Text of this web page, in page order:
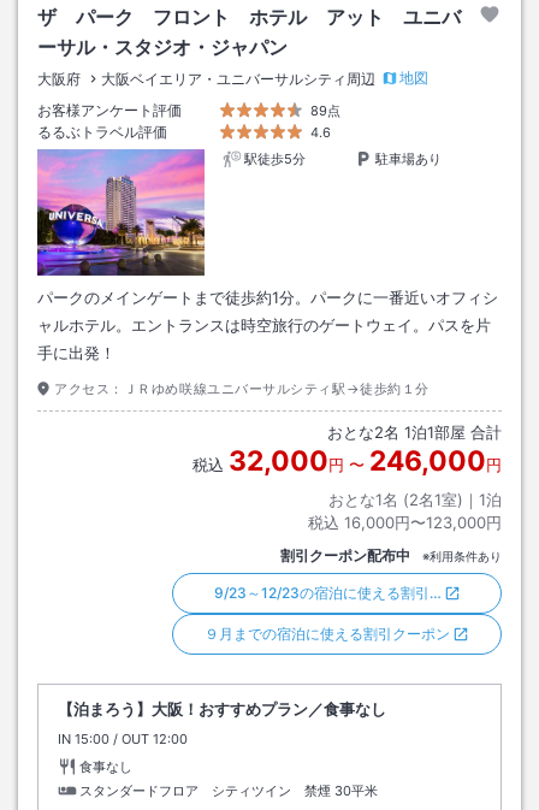
ザ パーク フロント ホテル アット ユニバ
ーサル・スタジオ・ジャパン
大阪府 大阪ベイエリア・ユニバーサルシティ周辺
地図
お客様アンケート評価
89点
るるぶトラベル評価
4.6
駅徒歩5分
駐車場あり
パークのメインゲートまで徒歩約1分。パークに一番近いオフィシ
ャルホテル。エントランスは時空旅行のゲートウェイ。パスを片
手に出発！
アクセス： ＪＲゆめ咲線ユニバーサルシティ駅→徒歩約１分
おとな2名 1泊1部屋 合計
税込 32,000円 〜 246,000円
おとな1名 (2名1室)｜ 1泊
税込 16,000円〜123,000円
割引クーポン配布中 ※利用条件あり
9/23～12/23の宿泊に使える割引…
９月までの宿泊に使える割引クーポン
【泊まろう】大阪！おすすめプラン／食事なし
IN チェックイン
15:00 / OUT チェックアウト
12:00
食事なし
スタンダードフロア シティツイン 禁煙 30平米